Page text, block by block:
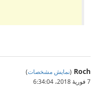
Roch
(نمایش مشخصات)
7 فوریهٔ 2018،‏ 6:34:04